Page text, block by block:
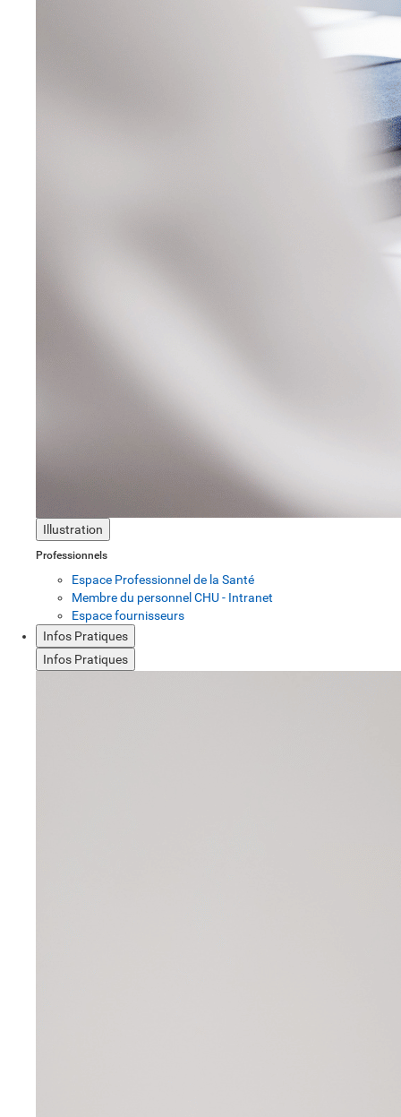
Illustration
Professionnels
Espace Professionnel de la Santé
Membre du personnel CHU - Intranet
Espace fournisseurs
Infos Pratiques
Infos Pratiques